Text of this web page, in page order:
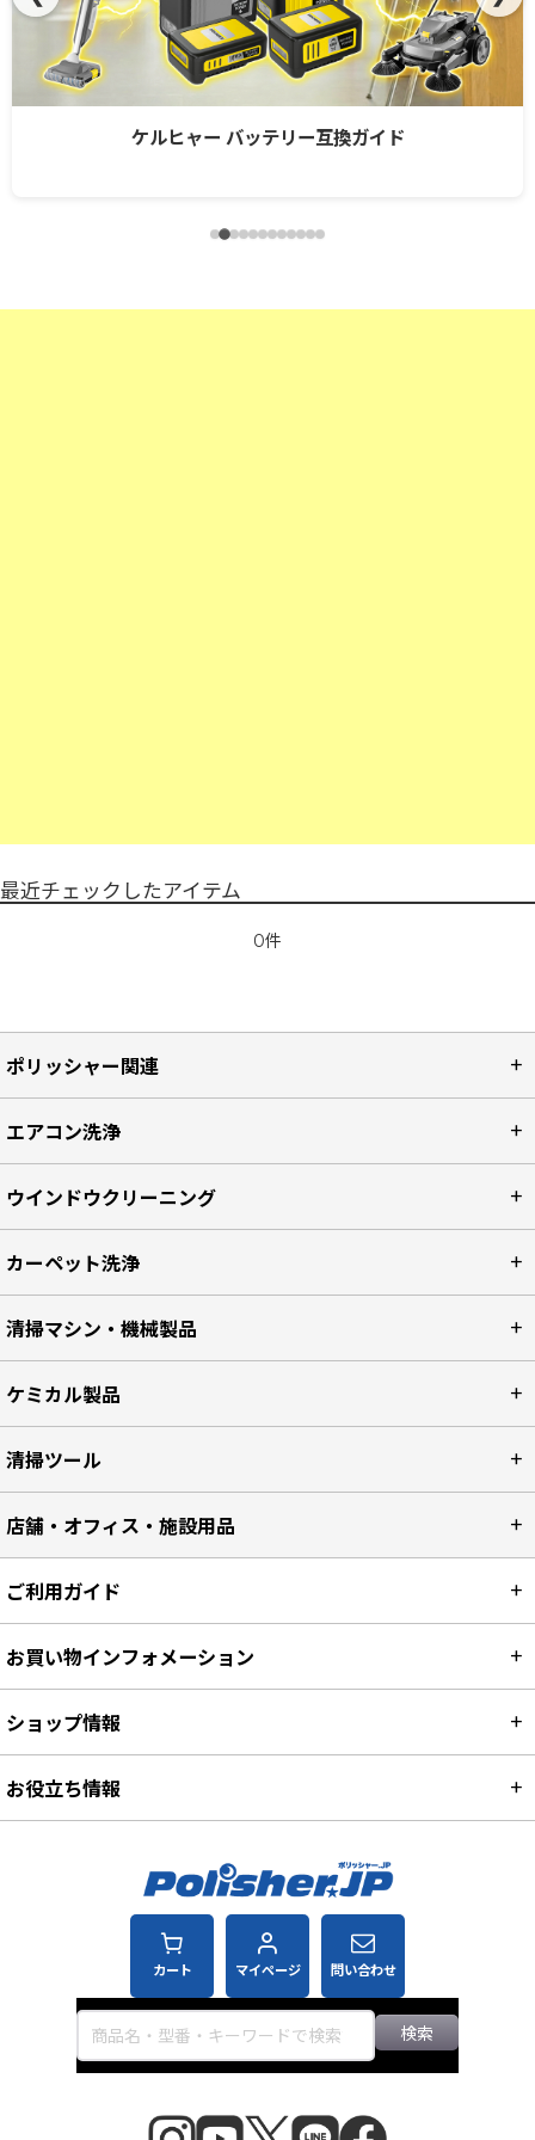
ケルヒャー バッテリー互換ガイド
最近チェックしたアイテム
0件
ポリッシャー関連
エアコン洗浄
ウインドウクリーニング
カーペット洗浄
清掃マシン・機械製品
ケミカル製品
清掃ツール
店舗・オフィス・施設用品
カート マイページ 問い合わせ
検索
ご利用ガイド
お買い物インフォメーション
ショップ情報
お役立ち情報